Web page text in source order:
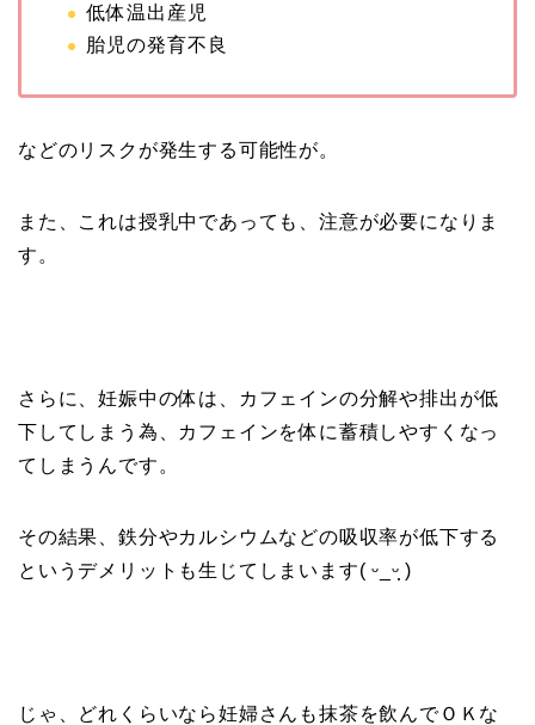
低体温出産児
胎児の発育不良
などのリスクが発生する可能性が。
また、これは授乳中であっても、注意が必要になりま
す。
さらに、妊娠中の体は、カフェインの分解や排出が低
下してしまう為、カフェインを体に蓄積しやすくなっ
てしまうんです。
その結果、鉄分やカルシウムなどの吸収率が低下する
というデメリットも生じてしまいます( ᵕ_ᵕ̩̩ )
じゃ、どれくらいなら妊婦さんも抹茶を飲んでＯＫな